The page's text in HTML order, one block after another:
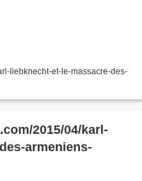
liebknecht-et-le-massacre-des-
2015/04/karl-
armeniens-